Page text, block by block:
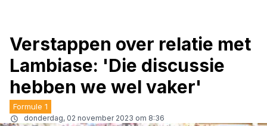
Verstappen over relatie met
Lambiase: 'Die discussie
hebben we wel vaker'
Formule 1
donderdag, 02 november 2023 om 8:36